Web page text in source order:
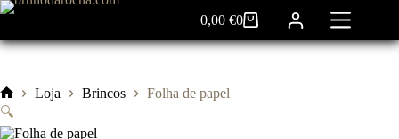
Pular
o
Carrinho
de
0,00€0
Início
Loja Brincos
Folha de papel
🔍